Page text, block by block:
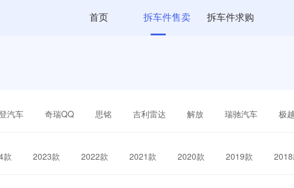
首页 拆车件售卖 拆车件求购
汽车 奇瑞QQ 思铭 吉利雷达 解放 瑞驰汽车 极
款 2023款 2022款 2021款 2020款 2019款